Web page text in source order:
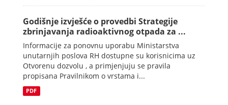
Godišnje izvješće o provedbi Strategije
zbrinjavanja radioaktivnog otpada za ...
Informacije za ponovnu uporabu Ministarstva
unutarnjih poslova RH dostupne su korisnicima uz
Otvorenu dozvolu , a primjenjuju se pravila
propisana Pravilnikom o vrstama i...
PDF